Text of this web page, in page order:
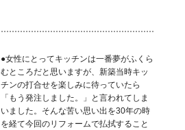
●女性にとってキッチンは一番夢がふくら
むところだと思いますが、新築当時キッ
チンの打合せを楽しみに待っていたら
「もう発注しました。」と言われてしま
いました。そんな苦い思い出を30年の時
を経て今回のリフォームで払拭すること